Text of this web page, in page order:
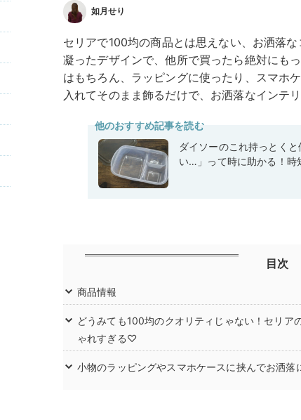
如月せり
セリアで100均の商品とは思えない、お洒落
凝ったデザインで、他所で買ったら絶対にも
はもちろん、ラッピングに使ったり、スマホ
入れてそのまま飾るだけで、お洒落なインテ
他のおすすめ記事を読む
ダイソーのこれ持っとく
い…」って時に助かる！時
目次
商品情報
どうみても100均のクオリティじゃない！セリア
ゃれすぎる♡
小物のラッピングやスマホケースに挟んでお洒落